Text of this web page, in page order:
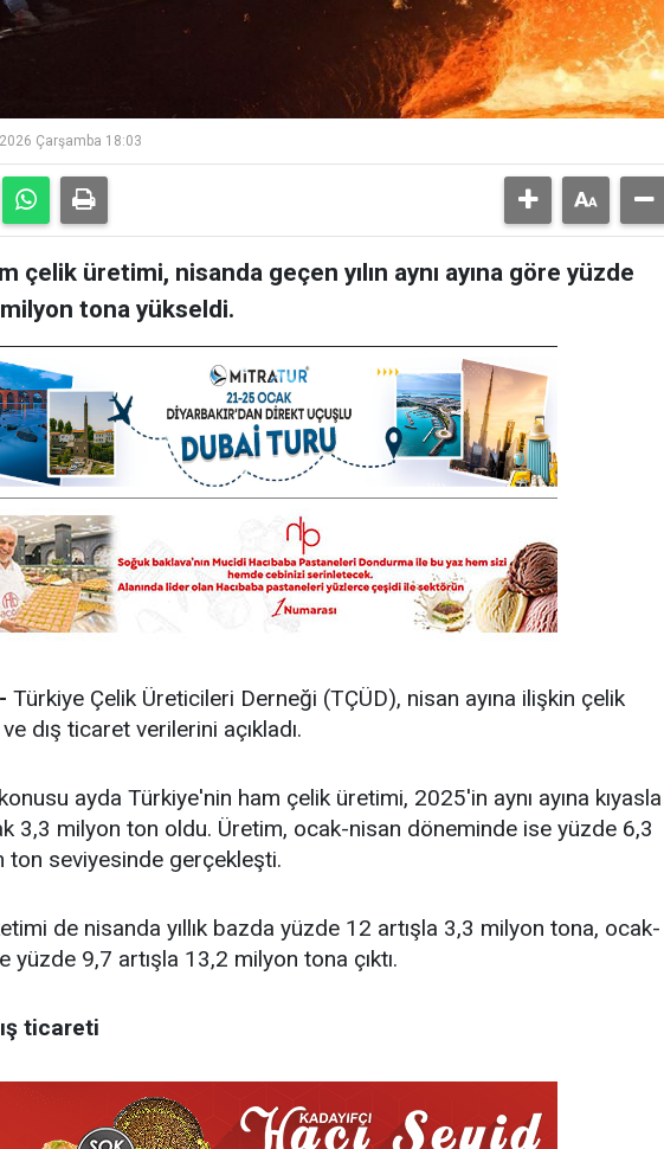
Çarşamba 18:03
çelik üretimi, nisanda geçen yılın aynı ayına göre yüzde
tona yükseldi.
- Türkiye Çelik Üreticileri Derneği (TÇÜD), nisan ayına ilişkin çelik
dış ticaret verilerini açıkladı.
ayda Türkiye'nin ham çelik üretimi, 2025'in aynı ayına kıyasla
3,3 milyon ton oldu. Üretim, ocak-nisan döneminde ise yüzde 6,3
ton seviyesinde gerçekleşti.
de nisanda yıllık bazda yüzde 12 artışla 3,3 milyon tona, ocak-
yüzde 9,7 artışla 13,2 milyon tona çıktı.
ticareti